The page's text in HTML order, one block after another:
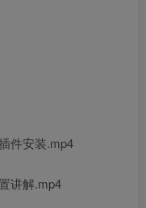
件安装.mp4
讲解.mp4